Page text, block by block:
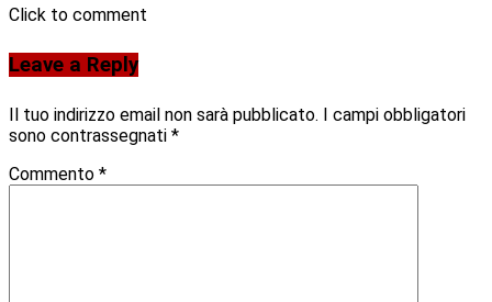
Click to comment
Leave a Reply
Il tuo indirizzo email non sarà pubblicato.
I campi obbligatori
sono contrassegnati *
Commento *